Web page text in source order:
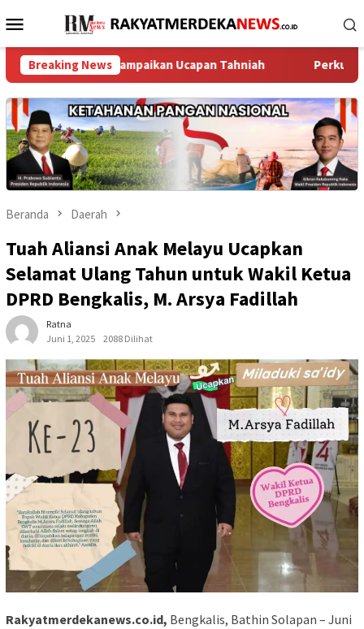
ke
Menu
Mobile
Breaking News
Sampaikan Ucapan Tahniah Perkuat Jaga
Beranda Daerah
Tuah Aliansi Anak Melayu Ucapkan
Selamat Ulang Tahun untuk Wakil Ketua
DPRD Bengkalis, M. Arsya Fadillah
Ratna
Juni 1, 2025
2088 Dilihat
Rakyatmerdekanews.co.id, Bengkalis, Bathin Solapan – Juni